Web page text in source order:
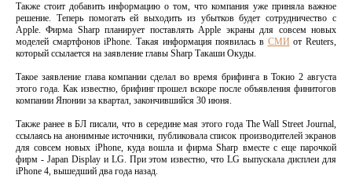
Также стоит добавить информацию о том, что компания уже приняла важное
решение. Теперь помогать ей выходить из убытков будет сотрудничество с
Apple. Фирма Sharp планирует поставлять Apple экраны для совсем новых
моделей смартфонов iPhone. Такая информация появилась в СМИ от Reuters,
который ссылается на заявление главы Sharp Такаши Окуды.
Такое заявление глава компании сделал во время брифинга в Токио 2 августа
этого года. Как известно, брифинг прошел вскоре после объявления финитогов
компании Японии за квартал, закончившийся 30 июня.
Также ранее в БЛ писали, что в середине мая этого года The Wall Street Journal,
ссылаясь на анонимные источники, публиковала список производителей экранов
для совсем новых iPhone, куда вошла и фирма Sharp вместе с еще парочкой
фирм - Japan Display и LG. При этом известно, что LG выпускала дисплеи для
iPhone 4, вышедший два года назад.